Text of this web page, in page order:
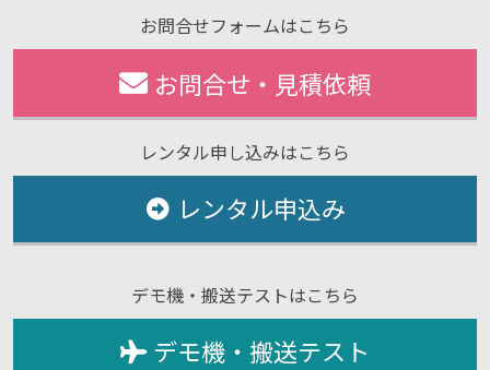
お問合せフォームはこちら
お問合せ・見積依頼
レンタル申し込みはこちら
レンタル申込み
デモ機・搬送テストはこちら
デモ機・搬送テスト